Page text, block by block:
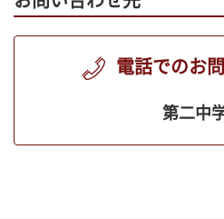
電話でのお
第二中